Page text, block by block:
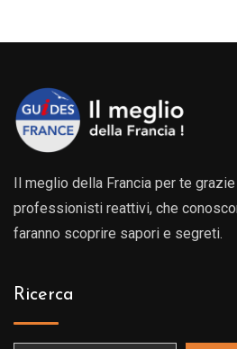
Il meglio della Francia per te grazie
professionisti reattivi, che
faranno scoprire sapori e segreti.
Ricerca